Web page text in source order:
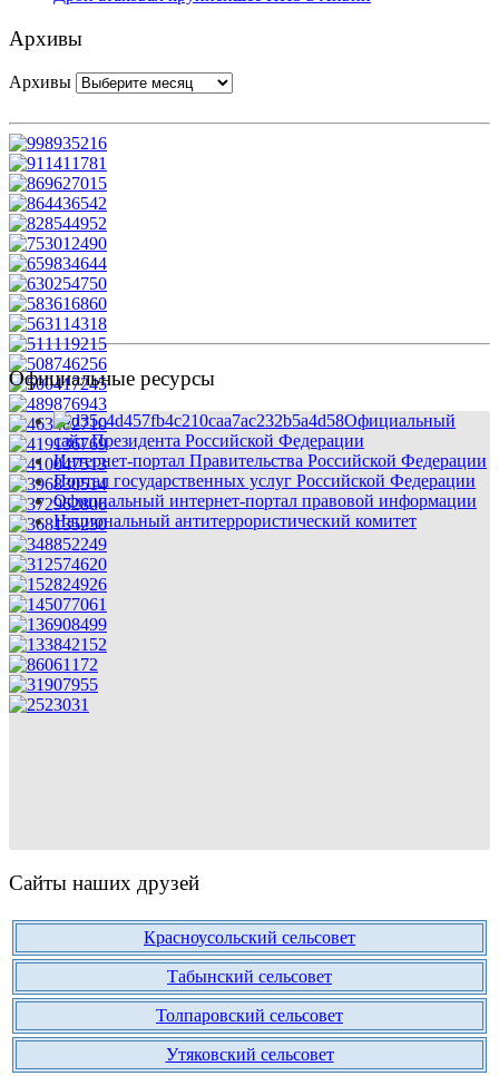
Архивы
Архивы
Официальные ресурсы
Официальный
сайт Президента Российской Федерации
Интернет-портал Правительства Российской Федерации
Портал государственных услуг Российской Федерации
Официальный интернет-портал правовой информации
Национальный антитеррористический комитет
Сайты наших друзей
Красноусольский сельсовет
Табынский сельсовет
Толпаровский сельсовет
Утяковский сельсовет